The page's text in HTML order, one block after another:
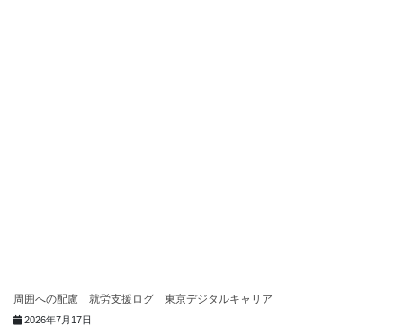
周囲への配慮 就労支援ログ 東京デジタルキャリア
2026年7月17日